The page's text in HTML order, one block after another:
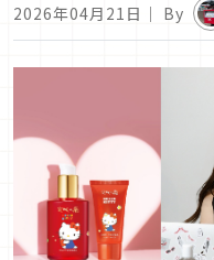
2026年04月21日 ｜ By